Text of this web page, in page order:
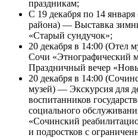
праздникам;
С 19 декабря по 14
района) — Выставка
«Старый сундучок»;
20 декабря в 14:00 (Отел
Сочи «Этнографический
Праздничный вечер
20 декабря в 14:00
музей) — Экскурсия для
воспитанников
социального
«Сочинский
и подростков с